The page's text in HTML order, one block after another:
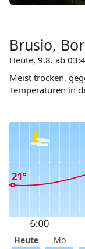
Brusio,
Heute, 9.8. ab
Meist trocken,
Temperaturen in
Heute Mo